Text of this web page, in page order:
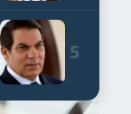
5